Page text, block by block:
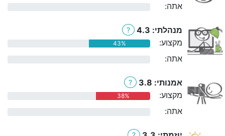
אתה:
מנהלתי: 4.3 ?
מקצוע: 43%
אתה:
אמנותי: 3.8 ?
מקצוע: 38%
אתה: